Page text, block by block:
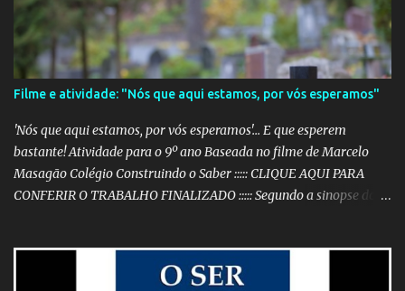
Filme e atividade: "Nós que aqui estamos, por vós esperamos"
'Nós que aqui estamos, por vós esperamos'... E que esperem
bastante! Atividade para o 9º ano Baseada no filme de Marcelo
Masagão Colégio Construindo o Saber ::::: CLIQUE AQUI PARA
CONFERIR O TRABALHO FINALIZADO ::::: Segundo a sinopse do
lançado em 1999, o filme mostra como os grandes acontecimentos